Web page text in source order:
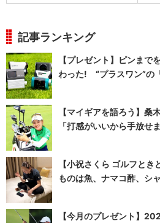
記事ランキング
【プレゼント】ピンまで
わった! “プラスワン”の
【マイギアを語ろう】
「打感がいいから手放せ
【小祝さくら ゴルフと
ものは魚、ナマコ酢、シ
【今月のプレゼント】